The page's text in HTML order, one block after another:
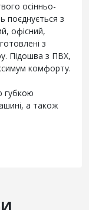
осінньо-
поєднується з
офісний,
з
Підошва з ПВХ,
комфорту.
губкою
а також